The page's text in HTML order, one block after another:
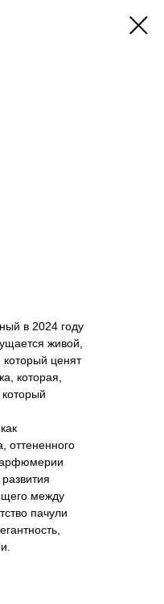
в 2024 году
живой,
ценят
которая,
оттененного
между
пачули